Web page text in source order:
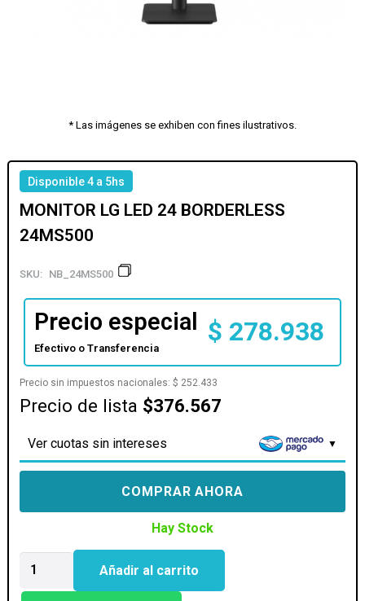
* Las imágenes se exhiben con fines ilustrativos.
Disponible 4 a 5hs
MONITOR LG LED 24 BORDERLESS
24MS500
SKU: NB_24MS500
Precio especial
Efectivo o Transferencia
$ 278.938
Precio sin impuestos nacionales:$ 252.433
Precio de lista $376.567
Ver cuotas sin intereses
COMPRAR AHORA
Hay Stock
LG
LED
Añadir al carrito